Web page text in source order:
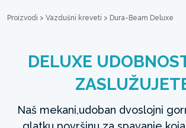
Proizvodi > Vazdušni kreveti > Dura-Beam Deluxe
DELUXE
Naš mekani,udoban dvoslojni